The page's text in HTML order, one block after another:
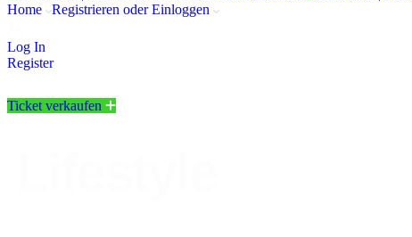
Home Registrieren oder Einloggen
Log In
Register
Ticket verkaufen